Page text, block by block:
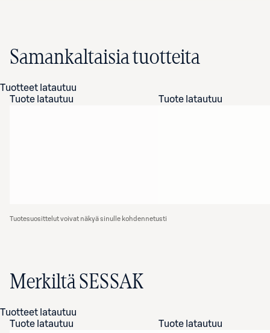
Samankaltaisia tuotteita
Tuotteet latautuu
Tuote latautuu
Tuote latautuu
Tuotesuosittelut voivat näkyä sinulle kohdennetusti
Merkiltä SESSAK
Tuotteet latautuu
Tuote latautuu
Tuote latautuu